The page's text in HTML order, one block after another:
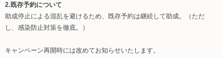
2.既存予約について
助成停止による混乱を避けるため、既存予約は継続して助成。
（ただ
し、感染防止対策を徹底。）
キャンペーン再開時には改めてお知らせいたします。